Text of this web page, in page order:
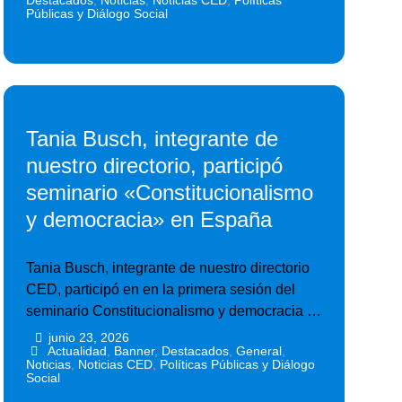
Públicas y Diálogo Social
Tania Busch, integrante de
nuestro directorio, participó
seminario «Constitucionalismo
y democracia» en España
Tania Busch, integrante de nuestro directorio
CED, participó en en la primera sesión del
seminario Constitucionalismo y democracia …
junio 23, 2026
Actualidad Banner, Destacados, General,
Noticias Noticias CED Políticas Públicas y Diálogo
Social